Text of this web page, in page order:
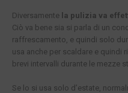
Diversamente la pulizia va
Ciò va bene sia si parla di un
raffrescamento, e quindi solo
usa anche per scaldare e quindi
brevi intervalli durante le mezze
Se lo si usa solo d’estate,